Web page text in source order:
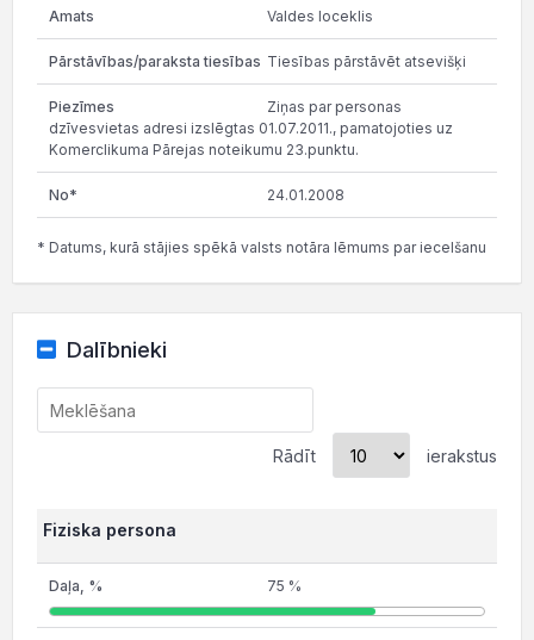
Valdes loceklis
Tiesības pārstāvēt atsevišķi
Ziņas par personas
dzīvesvietas adresi izslēgtas 01.07.2011., pamatojoties uz
Komerclikuma Pārejas noteikumu 23.punktu.
24.01.2008
* Datums, kurā stājies spēkā valsts notāra lēmums par iecelšanu
Dalībnieki
Rādīt ierakstus
Fiziska persona
75 %